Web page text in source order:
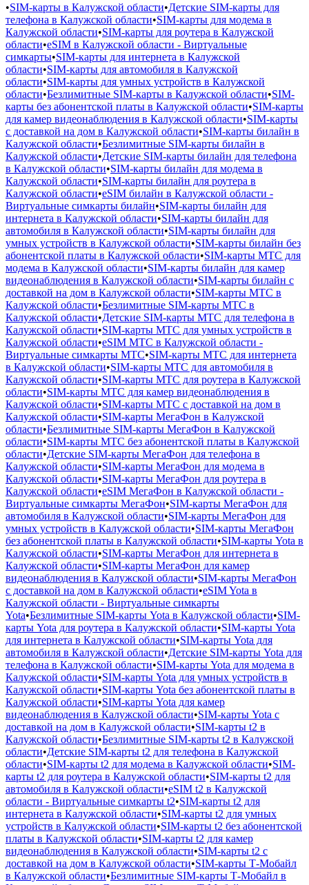
•SIM-карты в Калужской области•Детские SIM-карты для
телефона в Калужской области•SIM-карты для модема в
Калужской области•SIM-карты для роутера в Калужской
области•eSIM в Калужской области - Виртуальные
симкарты•SIM-карты для интернета в Калужской
области•SIM-карты для автомобиля в Калужской
области•SIM-карты для умных устройств в Калужской
области•Безлимитные SIM-карты в Калужской области•SIM-
карты без абонентской платы в Калужской области•SIM-карты
для камер видеонаблюдения в Калужской области•SIM-карты
с доставкой на дом в Калужской области•SIM-карты билайн в
Калужской области•Безлимитные SIM-карты билайн в
Калужской области•Детские SIM-карты билайн для телефона
в Калужской области•SIM-карты билайн для модема в
Калужской области•SIM-карты билайн для роутера в
Калужской области•eSIM билайн в Калужской области -
Виртуальные симкарты билайн•SIM-карты билайн для
интернета в Калужской области•SIM-карты билайн для
автомобиля в Калужской области•SIM-карты билайн для
умных устройств в Калужской области•SIM-карты билайн без
абонентской платы в Калужской области•SIM-карты МТС для
модема в Калужской области•SIM-карты билайн для камер
видеонаблюдения в Калужской области•SIM-карты билайн с
доставкой на дом в Калужской области•SIM-карты МТС в
Калужской области•Безлимитные SIM-карты МТС в
Калужской области•Детские SIM-карты МТС для телефона в
Калужской области•SIM-карты МТС для умных устройств в
Калужской области•eSIM МТС в Калужской области -
Виртуальные симкарты МТС•SIM-карты МТС для интернета
в Калужской области•SIM-карты МТС для автомобиля в
Калужской области•SIM-карты МТС для роутера в Калужской
области•SIM-карты МТС для камер видеонаблюдения в
Калужской области•SIM-карты МТС с доставкой на дом в
Калужской области•SIM-карты МегаФон в Калужской
области•Безлимитные SIM-карты МегаФон в Калужской
области•SIM-карты МТС без абонентской платы в Калужской
области•Детские SIM-карты МегаФон для телефона в
Калужской области•SIM-карты МегаФон для модема в
Калужской области•SIM-карты МегаФон для роутера в
Калужской области•eSIM МегаФон в Калужской области -
Виртуальные симкарты МегаФон•SIM-карты МегаФон для
автомобиля в Калужской области•SIM-карты МегаФон для
умных устройств в Калужской области•SIM-карты МегаФон
без абонентской платы в Калужской области•SIM-карты Yota в
Калужской области•SIM-карты МегаФон для интернета в
Калужской области•SIM-карты МегаФон для камер
видеонаблюдения в Калужской области•SIM-карты МегаФон
с доставкой на дом в Калужской области•eSIM Yota в
Калужской области - Виртуальные симкарты
Yota•Безлимитные SIM-карты Yota в Калужской области•SIM-
карты Yota для роутера в Калужской области•SIM-карты Yota
для интернета в Калужской области•SIM-карты Yota для
автомобиля в Калужской области•Детские SIM-карты Yota для
телефона в Калужской области•SIM-карты Yota для модема в
Калужской области•SIM-карты Yota для умных устройств в
Калужской области•SIM-карты Yota без абонентской платы в
Калужской области•SIM-карты Yota для камер
видеонаблюдения в Калужской области•SIM-карты Yota с
доставкой на дом в Калужской области•SIM-карты t2 в
Калужской области•Безлимитные SIM-карты t2 в Калужской
области•Детские SIM-карты t2 для телефона в Калужской
области•SIM-карты t2 для модема в Калужской области•SIM-
карты t2 для роутера в Калужской области•SIM-карты t2 для
автомобиля в Калужской области•eSIM t2 в Калужской
области - Виртуальные симкарты t2•SIM-карты t2 для
интернета в Калужской области•SIM-карты t2 для умных
устройств в Калужской области•SIM-карты t2 без абонентской
платы в Калужской области•SIM-карты t2 для камер
видеонаблюдения в Калужской области•SIM-карты t2 с
доставкой на дом в Калужской области•SIM-карты Т‑Мобайл
в Калужской области•Безлимитные SIM-карты Т‑Мобайл в